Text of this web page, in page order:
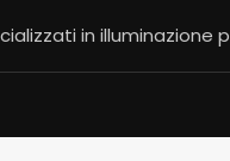
in illuminazione